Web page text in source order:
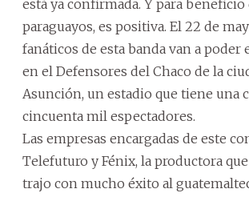
está ya confirmada. Y para beneficio
paraguayos, es positiva. El 22 de
fanáticos de esta banda van a poder
en el Defensores del Chaco de la
Asunción, un estadio que tiene una
cincuenta mil espectadores.
Las empresas encargadas de este
Telefuturo y Fénix, la productora
trajo con mucho éxito al